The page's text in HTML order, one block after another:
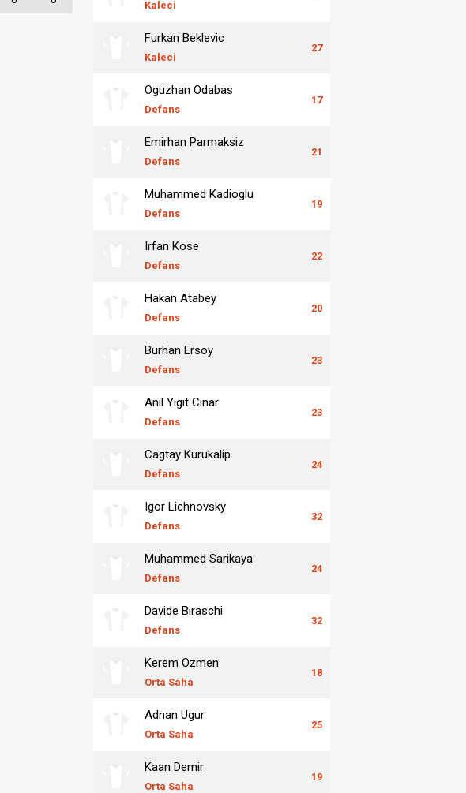
Kaleci
Furkan Beklevic
Kaleci
27
Oguzhan Odabas
Defans
17
Emirhan Parmaksiz
Defans
21
Muhammed Kadioglu
Defans
19
Irfan Kose
Defans
22
Hakan Atabey
Defans
20
Burhan Ersoy
Defans
23
Anil Yigit Cinar
Defans
23
Cagtay Kurukalip
Defans
24
Igor Lichnovsky
Defans
32
Muhammed Sarikaya
Defans
24
Davide Biraschi
Defans
32
Kerem Ozmen
Orta Saha
18
Adnan Ugur
Orta Saha
25
Kaan Demir
Orta Saha
19